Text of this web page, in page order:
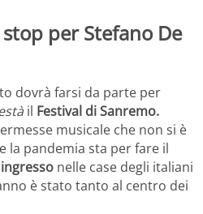
per Stefano De
dovrà farsi da parte per
il Festival di Sanremo.
musicale che non si è
la pandemia sta per fare il
nelle case degli italiani
è stato tanto al centro dei